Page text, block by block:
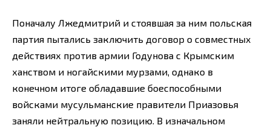
Поначалу Лжедмитрий и стоявшая за ним польская
партия пытались заключить договор о совместных
действиях против армии Годунова с Крымским
ханством и ногайскими мурзами, однако в
конечном итоге обладавшие боеспособными
войсками мусульманские правители Приазовья
заняли нейтральную позицию. В изначальном